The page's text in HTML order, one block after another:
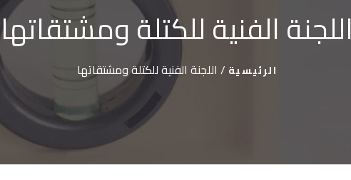
اللجنة الفنية للكتلة ومشتقاتها
الرئيسية / اللجنة الفنية للكتلة ومشتقاتها